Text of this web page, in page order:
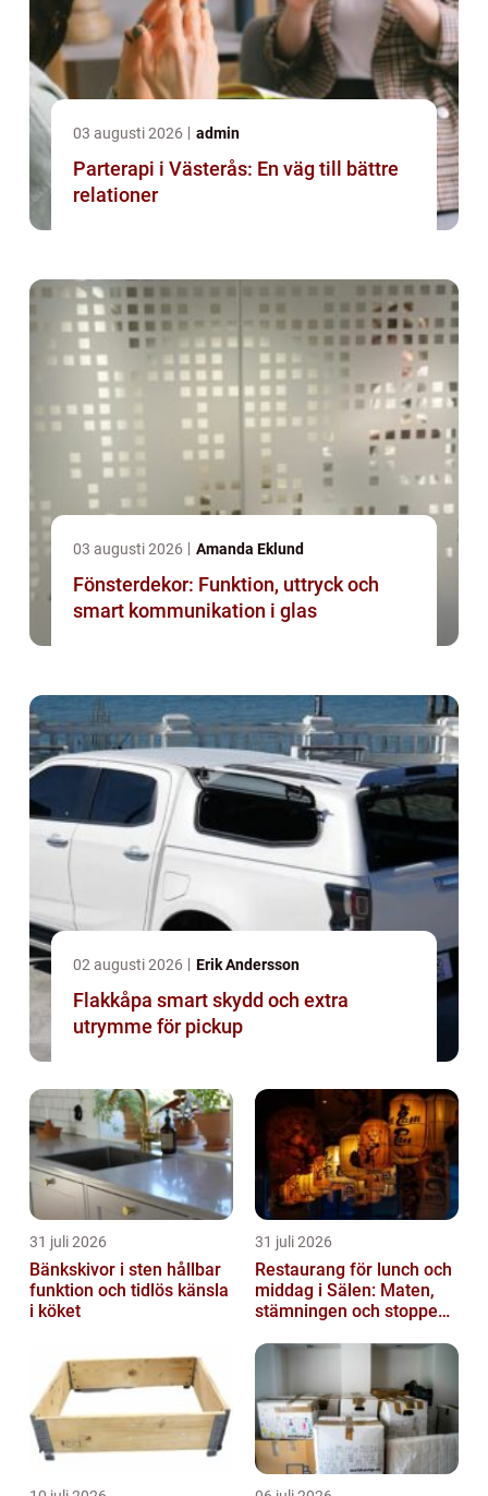
03 augusti 2026 admin
Parterapi i Västerås: En väg till bättre
relationer
03 augusti 2026 Amanda Eklund
Fönsterdekor: Funktion, uttryck och
smart kommunikation i glas
02 augusti 2026 Erik Andersson
Flakkåpa smart skydd och extra
utrymme för pickup
31 juli 2026
Bänkskivor i sten hållbar
funktion och tidlös känsla
i köket
31 juli 2026
Restaurang för lunch och
middag i Sälen: Maten,
stämningen och stoppen